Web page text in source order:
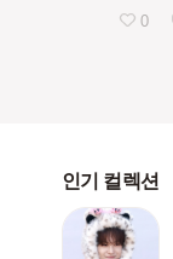
0
인기 컬렉션